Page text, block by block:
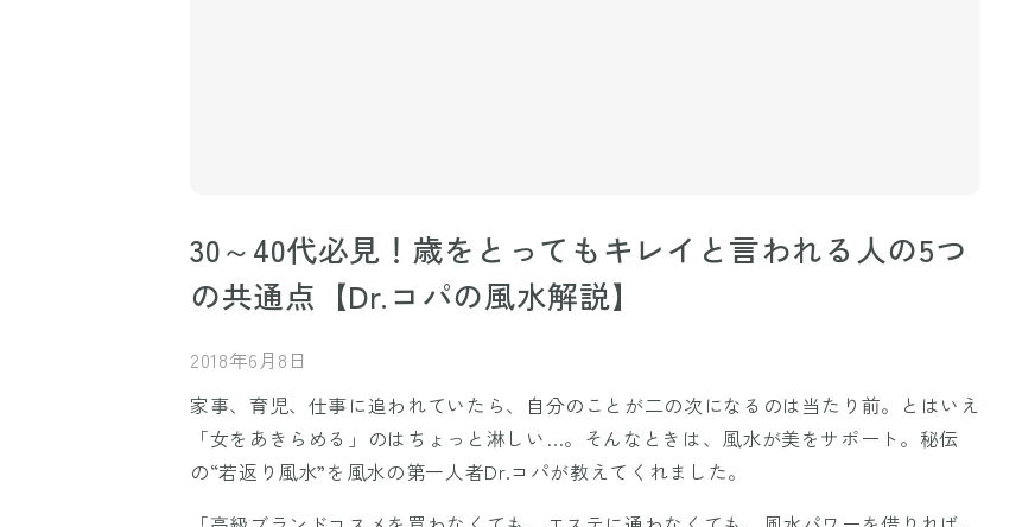
30～40代必見！歳をとってもキレイと言われる人の5つ
の共通点【Dr.コパの風水解説】
2018年6月8日
家事、育児、仕事に追われていたら、自分のことが二の次になるのは当たり前。とはいえ
「女をあきらめる」のはちょっと淋しい…。そんなときは、風水が美をサポート。秘伝
の“若返り風水”を風水の第一人者Dr.コパが教えてくれました。